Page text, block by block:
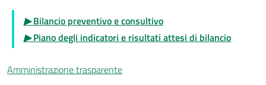
▶Bilancio preventivo e consultivo
▶Piano degli indicatori e risultati attesi di bilancio
Amministrazione trasparente